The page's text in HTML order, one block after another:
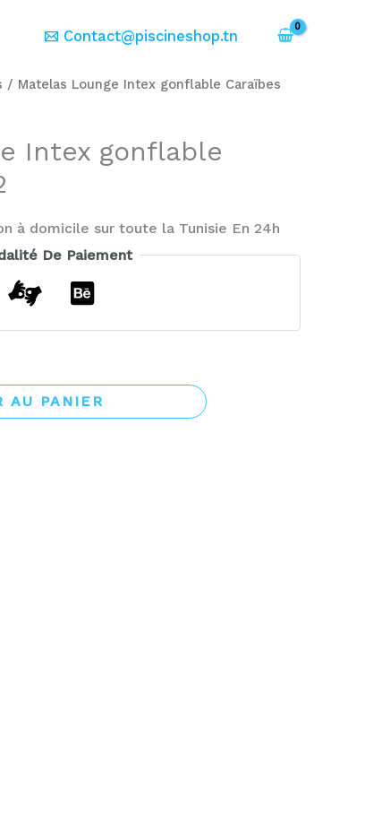
Contact@piscineshop.tn
/ Matelas Lounge Intex gonflable Caraïbes
Intex gonflable
à domicile sur toute la Tunisie En 24h
De Paiement
AU PANIER